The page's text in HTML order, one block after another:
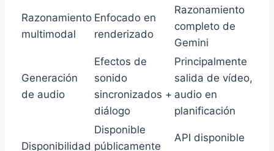
Razonamiento
multimodal
Enfocado en
renderizado
Razonamiento
completo de
Gemini
Generación
de audio
Efectos de
sonido
sincronizados +
diálogo
Principalmente
salida de vídeo,
audio en
planificación
Disponibilidad
Disponible
públicamente
API disponible